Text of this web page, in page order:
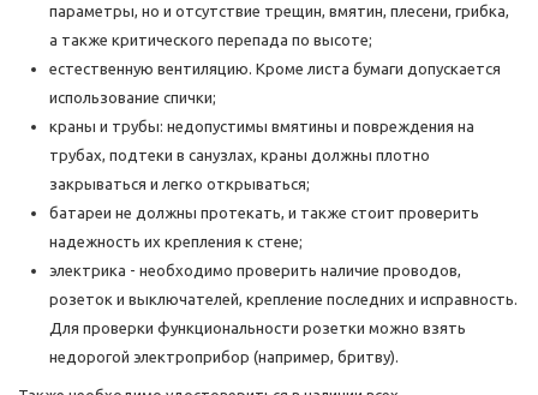
параметры, но и отсутствие трещин, вмятин, плесени, грибка,
а также критического перепада по высоте;
естественную вентиляцию. Кроме листа бумаги допускается
использование спички;
краны и трубы: недопустимы вмятины и повреждения на
трубах, подтеки в санузлах, краны должны плотно
закрываться и легко открываться;
батареи не должны протекать, и также стоит проверить
надежность их крепления к стене;
электрика - необходимо проверить наличие проводов,
розеток и выключателей, крепление последних и исправность.
Для проверки функциональности розетки можно взять
недорогой электроприбор (например, бритву).